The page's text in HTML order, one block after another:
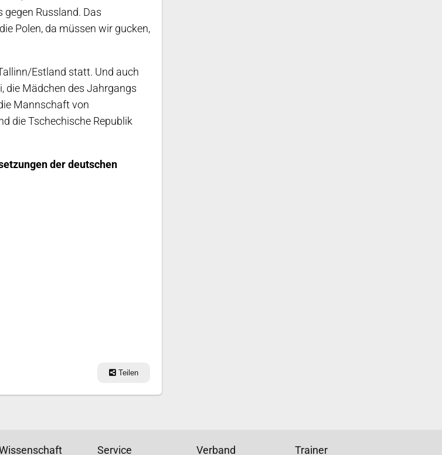
Russland. Das
Polen, da müssen wir gucken,
Estland statt. Und auch
die Mädchen des Jahrgangs
Mannschaft von
die Tschechische Republik
der deutschen
Teilen
Service Verband Trainer